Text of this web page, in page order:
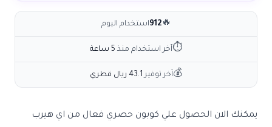
🔥
912استخدام اليوم
⏱آخر استخدام منذ 5 ساعة
💰آخر توفير 43.1 ريال قطري
يمكنك الان الحصول علي كوبون حصري فعال من اي هيرب